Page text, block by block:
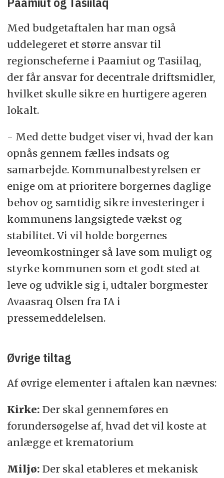
Med budgetaftalen har man også
uddelegeret et større ansvar til
regionscheferne i Paamiut og Tasiilaq,
der får ansvar for decentrale driftsmidler,
hvilket skulle sikre en hurtigere ageren
lokalt.
- Med dette budget viser vi, hvad der kan
opnås gennem fælles indsats og
samarbejde. Kommunalbestyrelsen er
enige om at prioritere borgernes daglige
behov og samtidig sikre investeringer i
kommunens langsigtede vækst og
stabilitet. Vi vil holde borgernes
leveomkostninger så lave som muligt og
styrke kommunen som et godt sted at
leve og udvikle sig i, udtaler borgmester
Avaasraq Olsen fra IA i
pressemeddelelsen.
Øvrige tiltag
Af øvrige elementer i aftalen kan nævnes:
Kirke: Der skal gennemføres en
forundersøgelse af, hvad det vil koste at
anlægge et krematorium
Miljø: Der skal etableres et mekanisk